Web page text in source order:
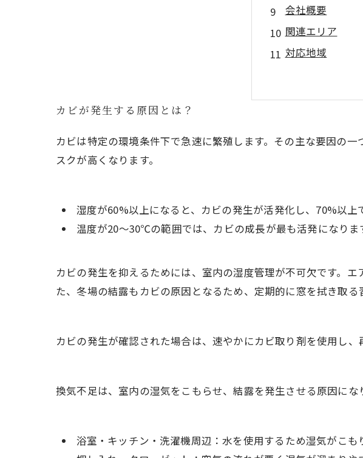
会社概要
関連エリア
対応地域
カビが発生する原因とは？
カビは特定の環境条件下で急速に繁殖します。その主な要因の
スクが高くなります。
湿度が60%以上になると、カビの発生が活発化し、70%以上
温度が20〜30℃の範囲では、カビの成長が最も活発になりま
カビの発生を抑えるためには、室内の湿度管理が不可欠です。
た、冬場の結露もカビの原因となるため、定期的に窓を拭き取る
カビの発生が確認された場合は、速やかにカビ取り剤を使用し
換気不足は、室内の湿気をこもらせ、結露を発生させる原因に
浴室・キッチン・洗濯機周辺：水を使用するため湿気がこも